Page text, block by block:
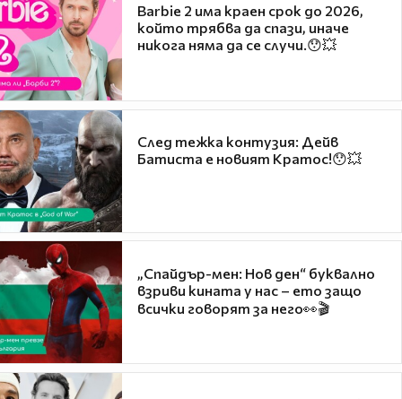
Barbie 2 има краен срок до 2026,
който трябва да спази, иначе
никога няма да се случи.😯💥
След тежка контузия: Дейв
Батиста е новият Кратос!😯💥
„Спайдър-мен: Нов ден“ буквално
взриви кината у нас – ето защо
всички говорят за него👀🎬